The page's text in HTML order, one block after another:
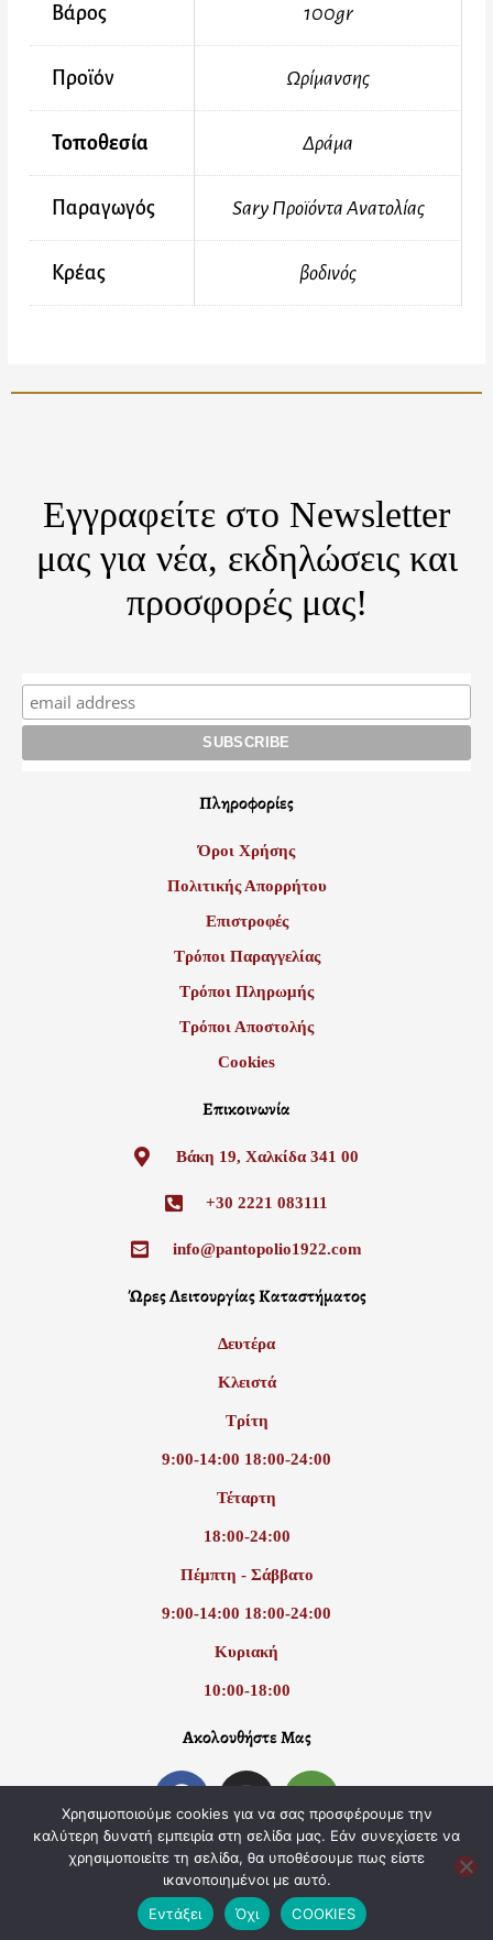
Βάρος 100gr
Προϊόν Ωρίμανσης
Τοποθεσία Δράμα
Παραγωγός Sary Προϊόντα Ανατολίας
Κρέας βοδινός
Εγγραφείτε στο Newsletter
μας για νέα, εκδηλώσεις και
προσφορές μας!
Πληροφορίες
Όροι Χρήσης
Πολιτικής Απορρήτου
Επιστροφές
Τρόποι Παραγγελίας
Τρόποι Πληρωμής
Τρόποι Αποστολής
Cookies
Επικοινωνία
Βάκη 19, Χαλκίδα 341 00
+30 2221 083111
info@pantopolio1922.com
Ώρες Λειτουργίας Καταστήματος
Δευτέρα
Κλειστά
Τρίτη
9:00-14:00 18:00-24:00
Τέταρτη
18:00-24:00
Πέμπτη - Σάββατο
9:00-14:00 18:00-24:00
Κυριακή
10:00-18:00
Ακολουθήστε Μας
F
a
c
e
b
o
I
n
s
t
a
g
T
r
i
p
a
d
Copyright © 2026 | All Rights Reserved
Χρησιμοποιούμε cookies για να σας προσφέρουμε την
καλύτερη δυνατή εμπειρία στη σελίδα μας. Εάν συνεχίσετε να
χρησιμοποιείτε τη σελίδα, θα υποθέσουμε πως είστε
ικανοποιημένοι με αυτό.
Εντάξει
Όχι COOKIES